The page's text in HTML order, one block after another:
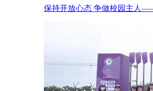
保持开放心态 争做校园主人